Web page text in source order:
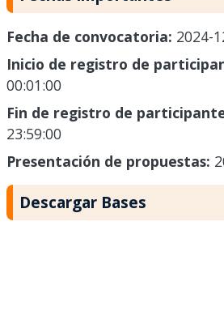
Fecha de convocatoria: 2024-
Inicio de registro de
00:01:00
Fin de registro de
23:59:00
Presentación de propuestas:
Descargar Bases